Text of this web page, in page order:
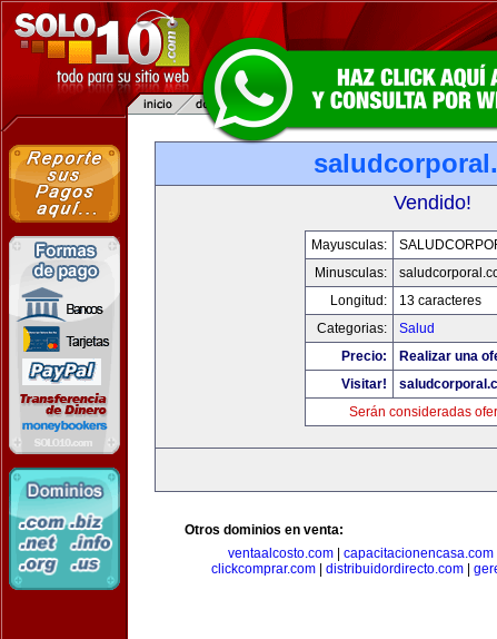
Vendido!
Mayusculas:
Minusculas:
Longitud:
13 caracteres
Categorias:
Salud
Precio:
Realizar una
Visitar!
Serán consideradas
Otros dominios en venta:
ventaalcosto.com
capacitacionencasa.com
clickcomprar.com| distribuidordirecto.com|